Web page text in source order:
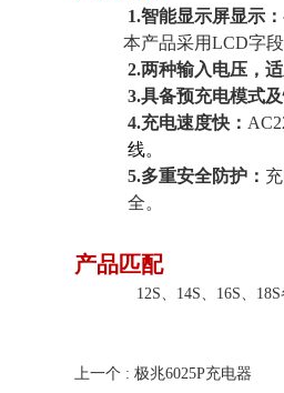
1.智能显示屏显示
本产品采用LCD字段
2.两种输入电压 ，
3.具备预充电模式
4.充电速度快：
线。
5.多重安全防护 ：
全。
产品匹配
12S、14S、16S、18S
上一个 : 极兆6025P充电器